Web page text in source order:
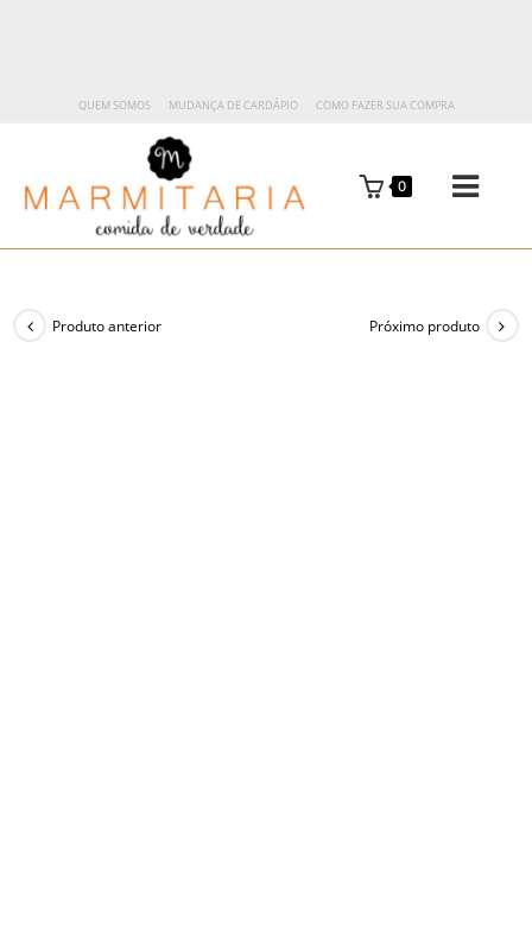
QUEM SOMOS MUDANÇA DE CARDÁPIO COMO FAZER SUA COMPRA
0
Produto anterior Próximo produto